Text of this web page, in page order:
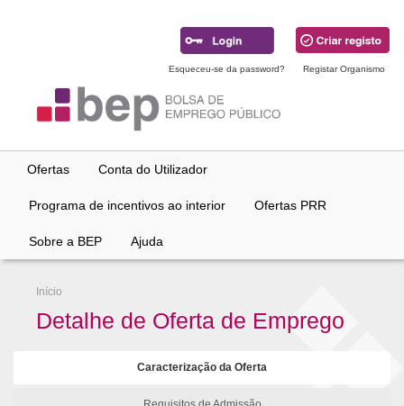
Esqueceu-se da password? Registar Organismo
Ofertas Conta do Utilizador
Programa de incentivos ao interior Ofertas PRR
Sobre a BEP Ajuda
Início
Detalhe de Oferta de Emprego
Caracterização da Oferta